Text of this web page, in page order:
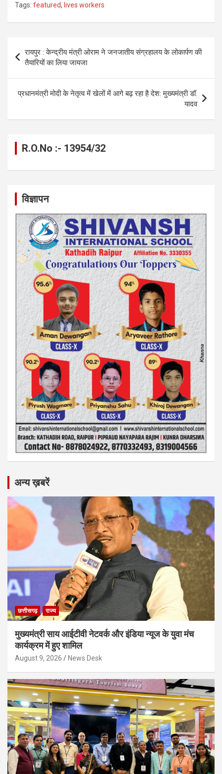
ce
o
o
k
se
g
er
at
A
p
p
a
n
Tags: featured, lives workers
navigation
रायपुर : केन्द्रीय मंत्री ओराम ने जनजातीय संग्रहालय के लोकार्पण की
तैयारियों का लिया जायजा
प्रधानमंत्री मोदी के नेतृत्व में खेलों में आगे बढ़ रहा है देश: मुख्यमंत्री डॉ.
यादव
R.O.No :- 13954/32
विज्ञापन
अन्य ख़बरें
छत्तीसगढ़ राज्य
मुख्यमंत्री साय आईटीवी नेटवर्क और इंडिया न्यूज के युवा मंच
कार्यक्रम में हुए शामिल
August 9, 2026 News Desk